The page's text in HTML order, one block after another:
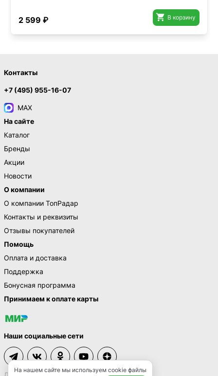
2 599 ₽  В корзину
Контакты
+7 (495) 955-16-07
MAX
На сайте
Каталог
Бренды
Акции
Новости
О компании
О компании ТопРадар
Контакты и реквизиты
Отзывы покупателей
Помощь
Оплата и доставка
Поддержка
Бонусная программа
Принимаем к оплате карты
Наши социальные сети
На нашем сайте мы используем cookie файлы